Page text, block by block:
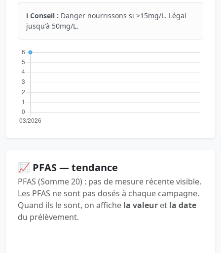
ℹ️ Conseil : Danger nourrissons si >15mg/L. Légal
jusqu'à 50mg/L.
📈 PFAS — tendance
PFAS (Somme 20) : pas de mesure récente visible.
Les PFAS ne sont pas dosés à chaque campagne.
Quand ils le sont, on affiche la valeur et la date
du prélèvement.